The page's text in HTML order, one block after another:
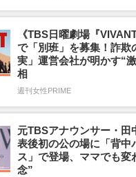
《TBS日曜劇場『
で「別班」を募集！詐欺
実」運営会社が明かす“
相
週刊女性PRIME
元TBSアナウンサー・田
表後初の公の場に「背中
ス」で登場、ママでも変
念”